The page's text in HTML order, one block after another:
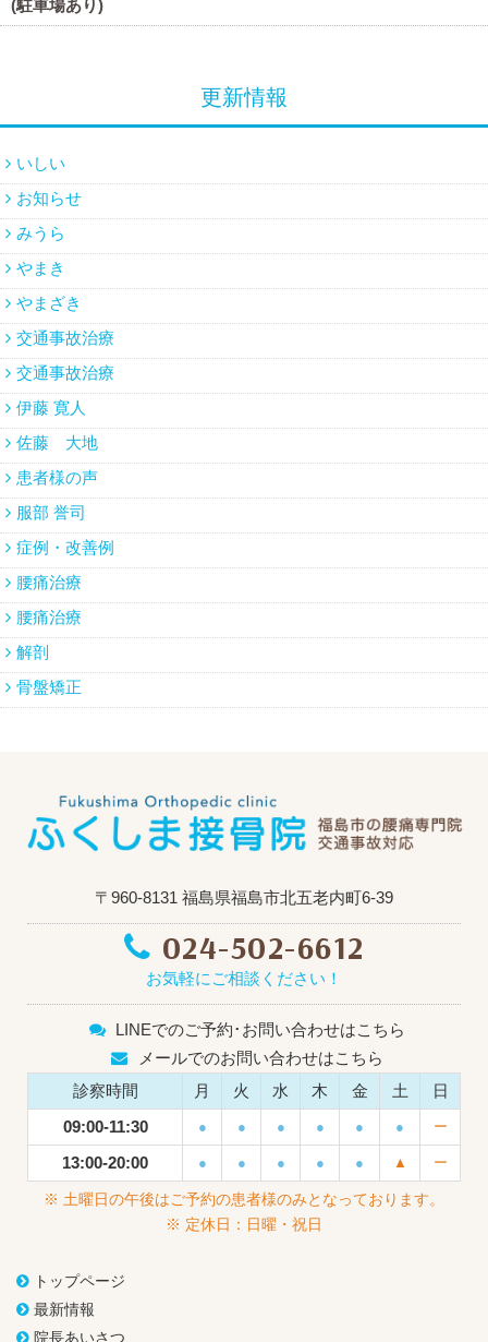
(駐車場あり)
更新情報
いしい
お知らせ
みうら
やまき
やまざき
交通事故治療
交通事故治療
伊藤 寛人
佐藤 大地
患者様の声
服部 誉司
症例・改善例
腰痛治療
腰痛治療
解剖
骨盤矯正
〒960-8131 福島県福島市北五老内町6-39
024-502-6612
お気軽にご相談ください！
LINEでのご予約･お問い合わせはこちら
メールでのお問い合わせはこちら
診察時間
月 火 水 木 金 土
日
09:00-11:30
● ● ● ● ● ● ー
13:00-20:00 ● ● ● ● ● ▲ ー
※ 土曜日の午後はご予約の患者様のみとなっております。
※ 定休日：日曜・祝日
トップページ
最新情報
院長あいさつ